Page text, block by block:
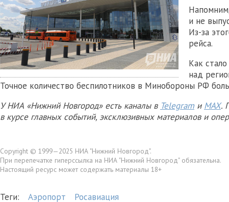
и не
Из-за
рейса.
Как
над
Точное количество беспилотников в Минобороны РФ
У НИА «Нижний Новгород» есть каналы в Telegram и MAX.
в курсе главных событий, эксклюзивных материалов и
Copyright © 1999—2025 НИА "Нижний Новгород".
При перепечатке гиперссылка на НИА "Нижний Новгород" обязательна.
Настоящий ресурс может содержать материалы 18+
Теги: Аэропорт Росавиация